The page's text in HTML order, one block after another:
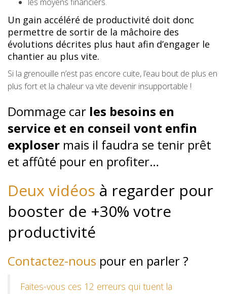
Un gain accéléré de productivité doit donc
permettre de sortir de la mâchoire des
évolutions décrites plus haut afin d’engager le
chantier au plus vite.
Si la grenouille n’est pas encore cuite, l’eau bout de plus en
plus fort et la chaleur va vite devenir insupportable !
Dommage car les besoins en
service et en conseil vont enfin
exploser mais il faudra se tenir prêt
et affûté pour en profiter…
Deux vidéos à regarder pour
booster de +30% votre
productivité
Contactez-nous pour en parler ?
Faites-vous ces 12 erreurs qui tuent la